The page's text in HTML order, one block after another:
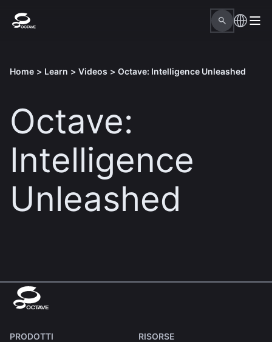
Home > Learn > Videos > Octave: Intelligence Unleashed
Octave:
Intelligence
Unleashed
PRODOTTI
RISORSE